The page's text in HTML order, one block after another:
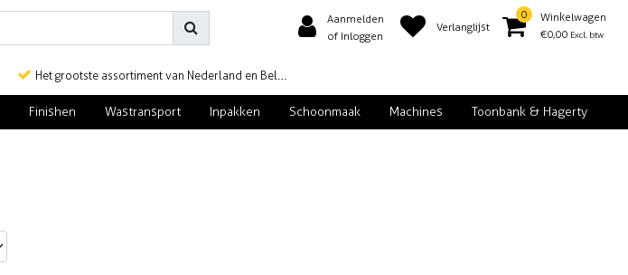
Aanmelden
of Inloggen
Verlanglijst
0
Winkelwagen
€0,00 Excl. btw
Het grootste assortiment van Nederland en België
Finishen Wastransport Inpakken Schoonmaak Machines Toonbank & Hagerty